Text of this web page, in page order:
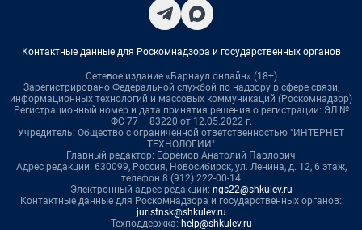
Контактные данные для Роскомнадзора и государственных органов
Сетевое издание «Барнаул онлайн» (18+)
Зарегистрировано Федеральной службой по надзору в сфере связи,
информационных технологий и массовых коммуникаций (Роскомнадзор)
Регистрационный номер и дата принятия решения о регистрации: ЭЛ №
ФС 77 – 83220 от 12.05.2022 г.
Учредитель: Общество с ограниченной ответственностью "ИНТЕРНЕТ
ТЕХНОЛОГИИ"
Главный редактор: Ефремов Анатолий Павлович
Адрес редакции: 630099, Россия, Новосибирск, ул. Ленина, д. 12, 6 этаж,
телефон 8 (912) 222-00-14
Электронный адрес редакции: ngs22@shkulev.ru
Контактные данные для Роскомнадзора и государственных органов:
juristnsk@shkulev.ru
Техподдержка: help@shkulev.ru